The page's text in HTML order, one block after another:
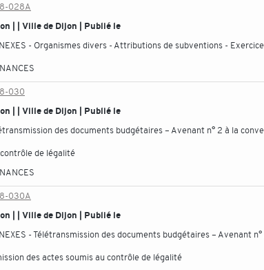
028A
| | Ville de Dijon | Publié le
- Organismes divers - Attributions de subventions -
030
| | Ville de Dijon | Publié le
des documents budgétaires – Avenant n° 2 à la
de légalité
030A
| | Ville de Dijon | Publié le
- Télétransmission des documents budgétaires – Avenant
des actes soumis au contrôle de légalité